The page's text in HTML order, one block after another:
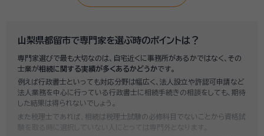
山梨県都留市で専門家を選ぶ時のポイントは？
専門家選びで最も大切なのは、自宅近くに事務所があるかではなく、その
士業が相続に関する実績が多くあるかどうかです。
例えば行政書士といっても対応分野は幅広く、法人設立や許認可申請など
法人業務を中心に行っている行政書士に相続手続きの相談をしても、期待
した結果は得られないでしょう。
また税理士であれば、相続は税理士試験の必修科目でないことから資格試
験を取る時に選択していない人にとっては専門外となります。